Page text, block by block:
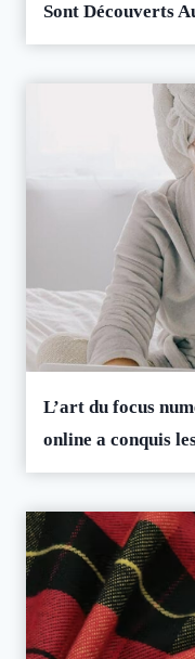
Sont Découverts
L’art du focus
online a conquis